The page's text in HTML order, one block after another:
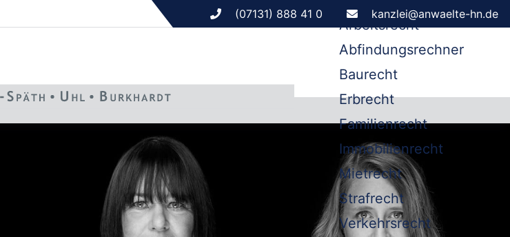
(07131) 888 41 0 kanzlei@anwaelte-hn.de
Arbeitsrecht
Abfindungsrechner
Baurecht
Erbrecht
Familienrecht
Immobilienrecht
Mietrecht
Strafrecht
Verkehrsrecht